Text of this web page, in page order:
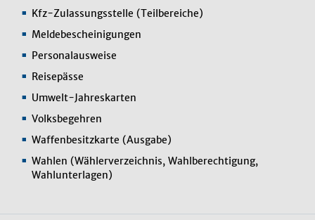
Kfz-Zulassungsstelle (Teilbereiche)
Meldebescheinigungen
Personalausweise
Reisepässe
Umwelt-Jahreskarten
Volksbegehren
Waffenbesitzkarte (Ausgabe)
Wahlen (Wählerverzeichnis, Wahlberechtigung,
Wahlunterlagen)